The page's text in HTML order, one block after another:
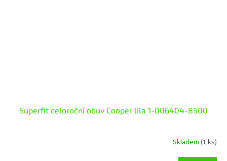
Superfit celoroční obuv Cooper lila 1-006404-8500
Skladem (1 ks)